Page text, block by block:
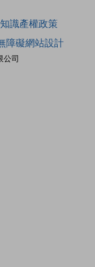
公司
識產權政策
障礙網站設計